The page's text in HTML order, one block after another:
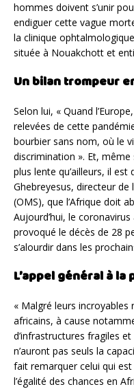
hommes doivent s’unir
endiguer cette vague
la clinique
située à Nouakchott et
Un bilan trompeur
Selon lui, « Quand
relevées de cette
bourbier sans nom, où le
discrimination ». Et,
plus lente qu’ailleurs, il est
Ghebreyesus, directeur de
(OMS), que l’Afrique doit
Aujourd’hui, le
provoqué le décès de 28
s’alourdir dans les
L’appel général à
« Malgré leurs incroyables
africains, à cause
d’infrastructures fragiles
n’auront pas seuls la
fait remarquer celui qui
l’égalité des chances en